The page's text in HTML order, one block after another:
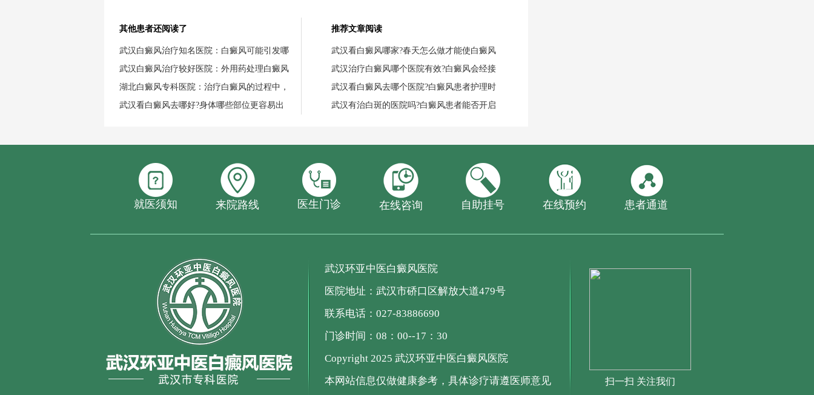
其他患者还阅读了
武汉白癜风治疗知名医院：白癜风可能引发哪
武汉白癜风治疗较好医院：外用药处理白癜风
湖北白癜风专科医院：治疗白癜风的过程中，
武汉看白癜风去哪好?身体哪些部位更容易出
推荐文章阅读
武汉看白癜风哪家?春天怎么做才能使白癜风
武汉治疗白癜风哪个医院有效?白癜风会经接
武汉看白癜风去哪个医院?白癜风患者护理时
武汉有治白斑的医院吗?白癜风患者能否开启
就医须知 来院路线 医生门诊 在线咨询 自助挂号 在线预约 患者通道
武汉环亚中医白癜风医院
医院地址：武汉市硚口区解放大道479号
联系电话：027-83886690
门诊时间：08：00--17：30
Copyright 2025 武汉环亚中医白癜风医院
本网站信息仅做健康参考，具体诊疗请遵医师意见
扫一扫 关注我们